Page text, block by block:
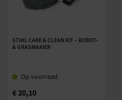
STIHL CARE & CLEAN KIT – ROBOT-
& GRASMAAIER
Op voorraad
€20,10